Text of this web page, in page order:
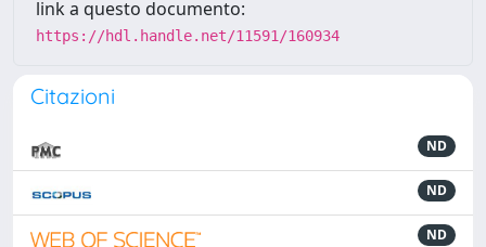
link a questo documento:
https://hdl.handle.net/11591/160934
Citazioni
ND
ND
ND